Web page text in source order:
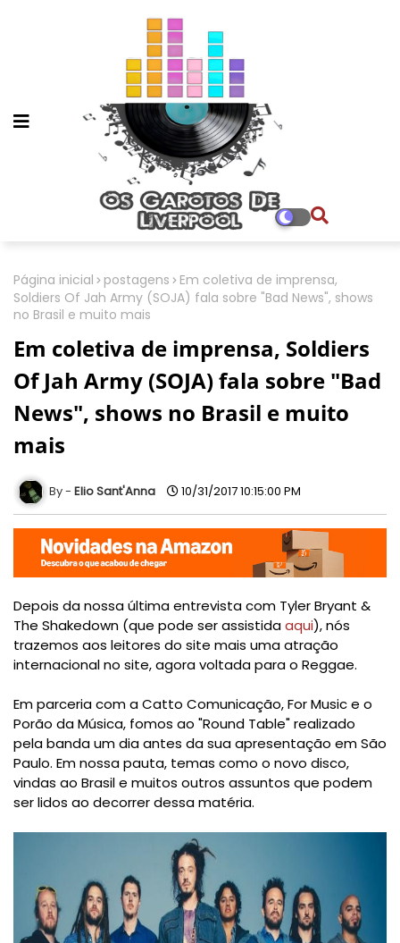
Página inicial postagens
Em coletiva de imprensa,
Soldiers Of Jah Army (SOJA) fala sobre "Bad News", shows
no Brasil e muito mais
Em coletiva de imprensa, Soldiers
Of Jah Army (SOJA) fala sobre "Bad
News", shows no Brasil e muito
mais
Elio Sant'Anna 10/31/2017 10:15:00 PM
Depois da nossa última entrevista com Tyler Bryant &
The Shakedown (que pode ser assistidaaqui), nós
trazemos aos leitores do site mais uma atração
internacional no site, agora voltada para o Reggae.
Em parceria com a Catto Comunicação, For Music e o
Porão da Música, fomos ao "Round Table" realizado
pela banda um dia antes da sua apresentação em São
Paulo. Em nossa pauta, temas como o novo disco,
vindas ao Brasil e muitos outros assuntos que podem
ser lidos ao decorrer dessa matéria.